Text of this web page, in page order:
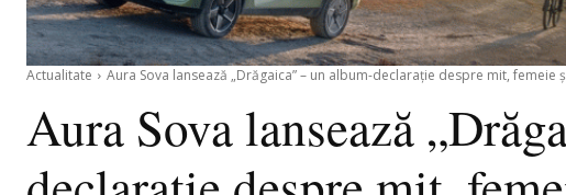
Actualitate Aura Sova lansează „Drăgaica” – un album-declarație despre mit, femeie
Aura Sova lansează